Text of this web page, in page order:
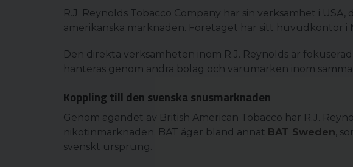
R.J. Reynolds Tobacco Company har sin verksamhet i
amerikanska marknaden. Företaget har sitt huvudkontor i
Den direkta verksamheten inom R.J. Reynolds är
hanteras genom andra bolag och varumärken inom
Koppling till den svenska snusmarknaden
Genom ägandet av British American Tobacco har R.J.
nikotinmarknaden. BAT äger bland annat BAT Sweden,
svenskt ursprung.